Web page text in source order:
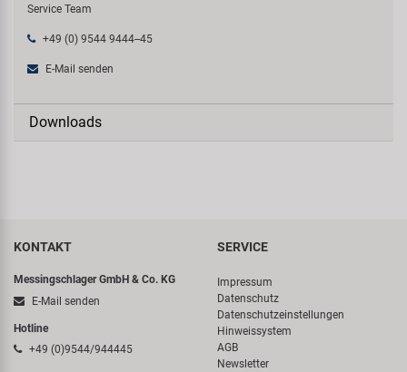
Service Team
+49 (0) 9544 9444--45
E-Mail senden
Downloads
KONTAKT
Messingschlager GmbH & Co. KG
E-Mail senden
Hotline
+49 (0)9544/944445
SERVICE
Impressum
Datenschutz
Datenschutzeinstellungen
Hinweissystem
AGB
Newsletter